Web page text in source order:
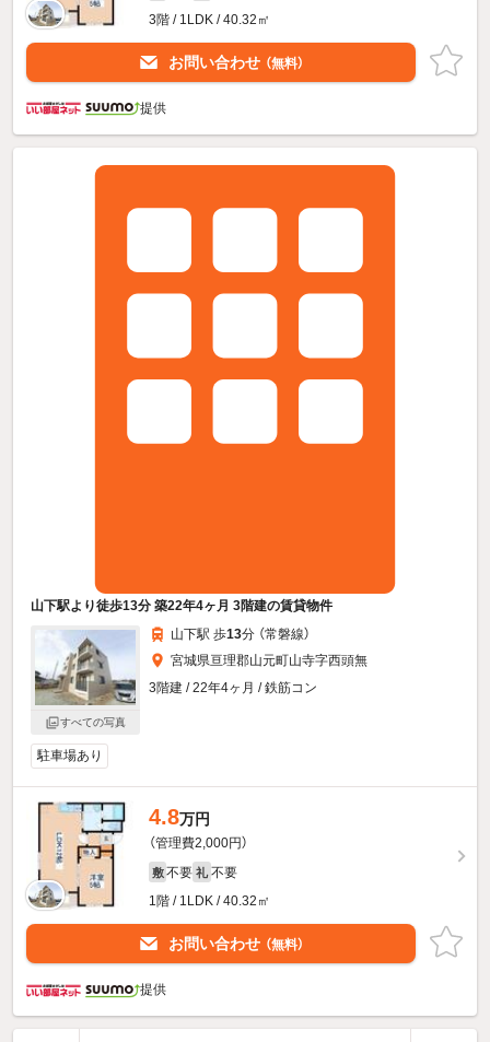
3階 / 1LDK / 40.32㎡
お問い合わせ （無料）
提供
山下駅より徒歩13分 築22年4ヶ月 3階建の賃貸物件
すべての写真
山下駅 歩13分 （常磐線）
宮城県亘理郡山元町山寺字西頭無
3階建 / 22年4ヶ月 / 鉄筋コン
駐車場あり
4.8万円
（管理費2,000円）
敷 不要 礼 不要
1階 / 1LDK / 40.32㎡
お問い合わせ （無料）
提供